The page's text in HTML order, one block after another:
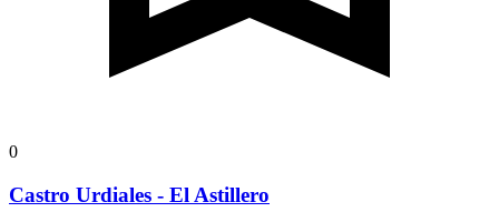
0
Castro Urdiales - El Astillero